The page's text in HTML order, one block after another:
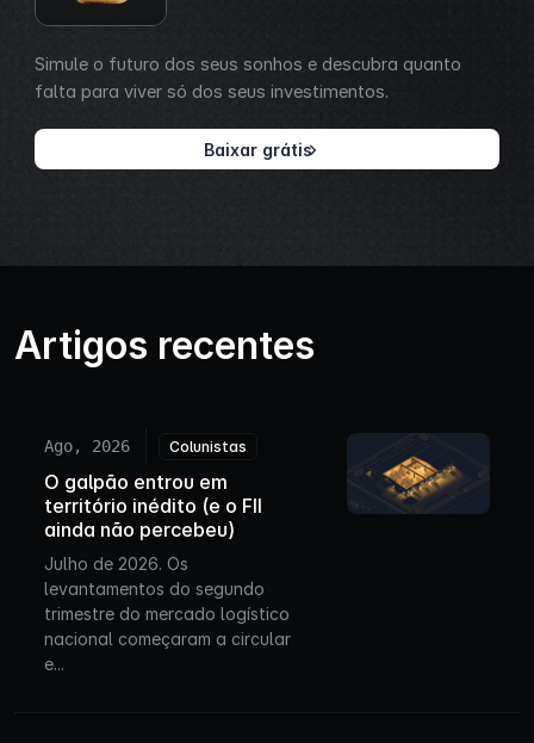
Simule o futuro dos seus sonhos e descubra quanto
falta para viver só dos seus investimentos.
Baixar grátis
Artigos recentes
Ago, 2026 Colunistas
O galpão entrou em
território inédito (e o FII
ainda não percebeu)
Julho de 2026. Os
levantamentos do segundo
trimestre do mercado logístico
nacional começaram a circular
e...